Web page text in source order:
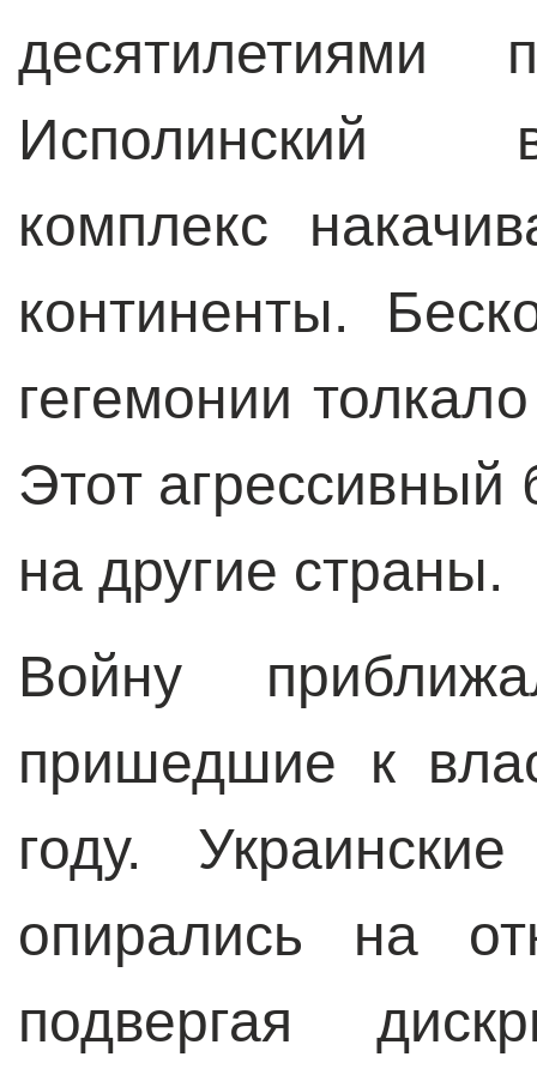
десятилетиями
Исполинский
комплекс
континенты.
гегемонии
Этот
на другие страны.
Войну
пришедшие к
году.
опирались на
подвергая